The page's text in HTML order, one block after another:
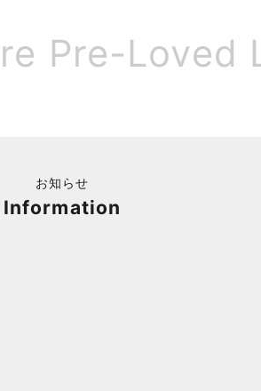
Pre-Loved
お知らせ
Information